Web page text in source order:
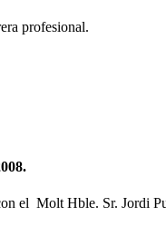
profesional.
el Molt Hble. Sr. Jordi